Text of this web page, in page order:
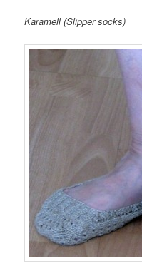
Karamell (Slipper socks)